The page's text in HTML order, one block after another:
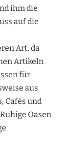
ihm die
auf die
Art, da
Artikeln
für
aus
Cafés und
Oasen